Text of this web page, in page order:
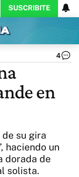
SUSCRIBITE
Opinión
Educación
Deportes
Turismo
Vivo
4
en
su gira
haciendo un
dorada de
solista.